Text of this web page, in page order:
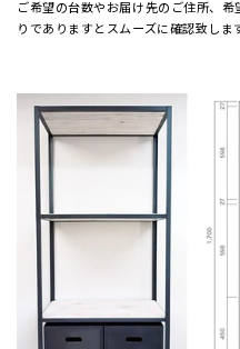
ご希望の台数やお届け先のご住所、
りでありますとスムーズに確認致しま